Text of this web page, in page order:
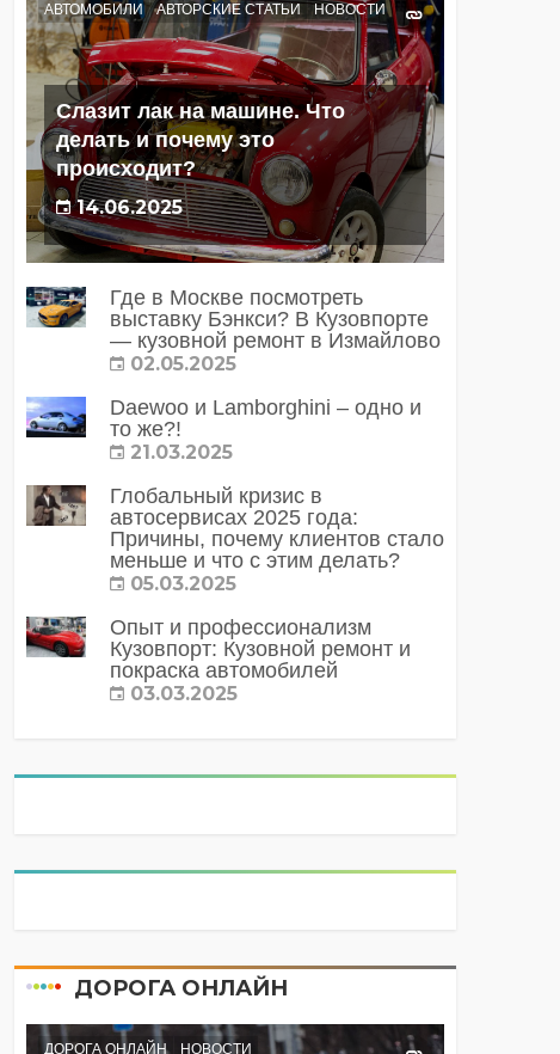
АВТОМОБИЛИ АВТОРСКИЕ СТАТЬИ НОВОСТИ
Слазит лак на машине. Что
делать и почему это
происходит?
14.06.2025
Где в Москве посмотреть
выставку Бэнкси? В Кузовпорте
— кузовной ремонт в Измайлово
02.05.2025
Daewoo и Lamborghini – одно и
то же?!
21.03.2025
Глобальный кризис в
автосервисах 2025 года:
Причины, почему клиентов стало
меньше и что с этим делать?
05.03.2025
Опыт и профессионализм
Кузовпорт: Кузовной ремонт и
покраска автомобилей
03.03.2025
ДОРОГА ОНЛАЙН
ДОРОГА ОНЛАЙН НОВОСТИ